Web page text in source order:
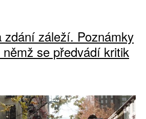
zdání záleží. Poznámky
se předvádí kritik